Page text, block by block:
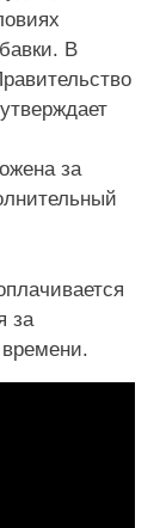
В
за
за
времени.